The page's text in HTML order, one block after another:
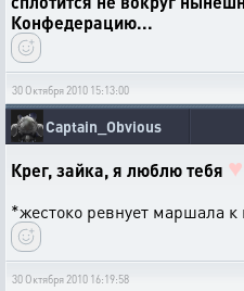
Конфедерацию...
30 Октября 2010 15:13:00
Captain_Obvious
Крег, зайка, я люблю тебя ♥
*жестоко ревнует маршала к
30 Октября 2010 16:19:58